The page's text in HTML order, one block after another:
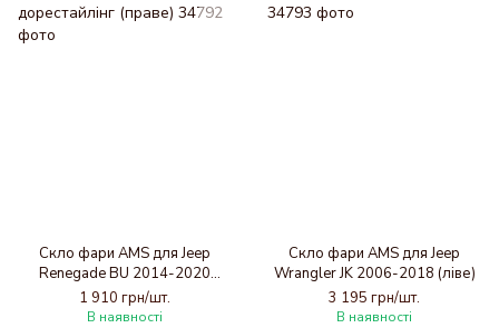
Скло фари AMS для Jeep
Renegade BU 2014-2020
дорестайлінг (праве)
1 910 грн/шт.
В наявності
Скло фари AMS для Jeep
Wrangler JK 2006-2018 (ліве)
3 195 грн/шт.
В наявності